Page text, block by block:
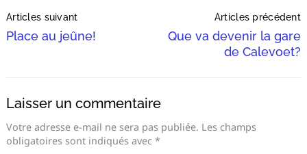
Navigation
Articles suivant
Place au jeûne!
Articles précédent
Que va devenir la gare
de Calevoet?
Laisser un commentaire
Votre adresse e-mail ne sera pas publiée. Les champs
obligatoires sont indiqués avec *